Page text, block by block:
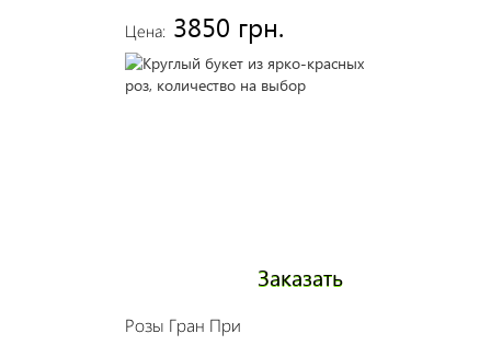
Цена: 3850 грн.
Розы Гран При
Заказать